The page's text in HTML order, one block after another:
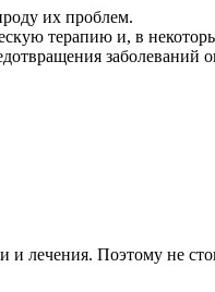
их проблем.
терапию и, в
заболеваний
лечения. Поэтому не